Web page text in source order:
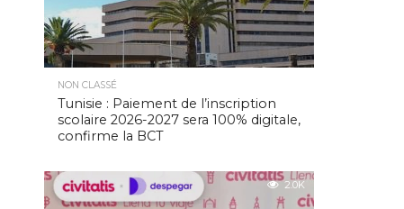
NON CLASSÉ
Tunisie : Paiement de l’inscription
scolaire 2026-2027 sera 100% digitale,
confirme la BCT
2.0K